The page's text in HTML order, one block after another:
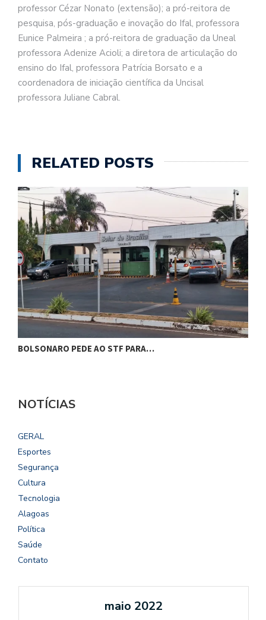
professor Cézar Nonato (extensão); a pró-reitora de
pesquisa, pós-graduação e inovação do Ifal, professora
Eunice Palmeira ; a pró-reitora de graduação da Uneal
professora Adenize Acioli; a diretora de articulação do
ensino do Ifal, professora Patrícia Borsato e a
coordenadora de iniciação científica da Uncisal
professora Juliane Cabral.
RELATED POSTS
BOLSONARO PEDE AO STF PARA…
NOTÍCIAS
GERAL
Esportes
Segurança
Cultura
Tecnologia
Alagoas
Política
Saúde
Contato
maio 2022